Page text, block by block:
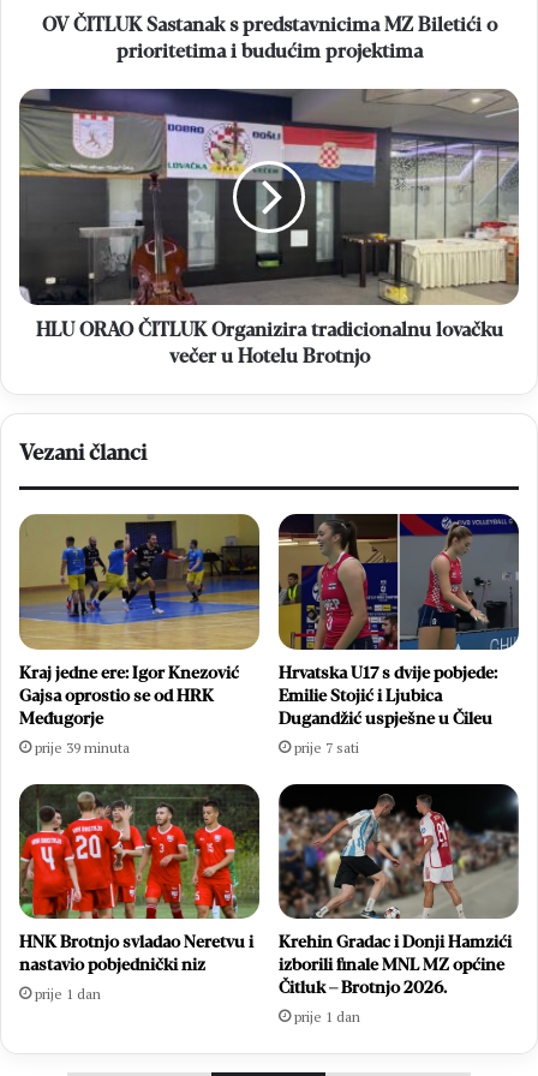
OV ČITLUK Sastanak s predstavnicima MZ Biletići o
prioritetima i budućim projektima
HLU
ORAO
ČITLUK
Organizira
Hotelu
Brotnjo
HLU ORAO ČITLUK Organizira tradicionalnu lovačku
večer u Hotelu Brotnjo
Vezani članci
Kraj jedne ere: Igor Knezović
Gajsa oprostio se od HRK
Međugorje
prije 39 minuta
Hrvatska U17 s dvije pobjede:
Emilie Stojić i Ljubica
Dugandžić uspješne u Čileu
prije 7 sati
HNK Brotnjo svladao Neretvu i
nastavio pobjednički niz
prije 1 dan
Krehin Gradac i Donji Hamzići
izborili finale MNL MZ općine
Čitluk – Brotnjo 2026.
prije 1 dan